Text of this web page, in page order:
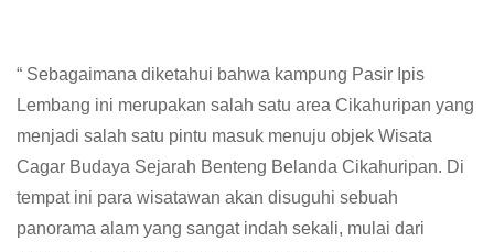
“ Sebagaimana diketahui bahwa kampung Pasir Ipis
Lembang ini merupakan salah satu area Cikahuripan yang
menjadi salah satu pintu masuk menuju objek Wisata
Cagar Budaya Sejarah Benteng Belanda Cikahuripan. Di
tempat ini para wisatawan akan disuguhi sebuah
panorama alam yang sangat indah sekali, mulai dari